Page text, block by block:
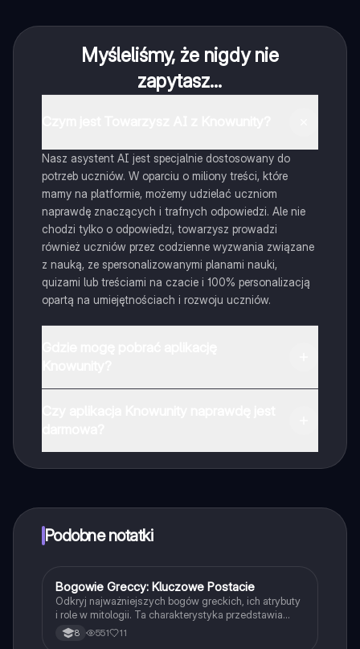
Myśleliśmy, że nigdy nie
zapytasz...
Nasz asystent AI jest specjalnie dostosowany do
potrzeb uczniów. W oparciu o miliony treści, które
mamy na platformie, możemy udzielać uczniom
naprawdę znaczących i trafnych odpowiedzi. Ale nie
chodzi tylko o odpowiedzi, towarzysz prowadzi
również uczniów przez codzienne wyzwania związane
z nauką, ze spersonalizowanymi planami nauki,
quizami lub treściami na czacie i 100% personalizacją
opartą na umiejętnościach i rozwoju uczniów.
które również możesz otrzymać za darmo. Dodatkowo
oferujemy usługę Knowunity Premium, która pozwala
Podobne notatki
Język polski
Bogowie Greccy: Kluczowe Postacie
Odkryj najważniejszych bogów greckich, ich atrybuty
i role w mitologii. Ta charakterystyka przedstawia
Zeusa, Herę, Atenę, Apolla i innych, ukazując ich
wpływ na kulturę i literaturę starożytną. Idealne dla
8 551 11